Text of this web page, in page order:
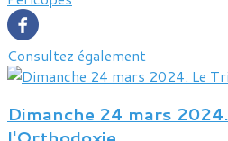
Consultez également
Dimanche 24 mars